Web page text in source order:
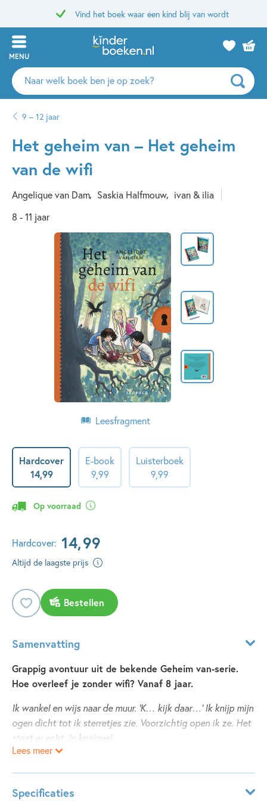
Vind het boek waar een kind blij van wordt
MENU
Zoeken
naar
auteurs
uitgevers
9 – 12 jaar
Het geheim van – Het geheim
van de wifi
Angelique van Dam Saskia Halfmouw
ivan & ilia
8 - 11 jaar
Leesfragment
Hardcover
14,99
E-book
9,99
Luisterboek
9,99
Op voorraad
Hardcover: 14,99
Altijd de laagste prijs
Bestellen
Samenvatting
Grappig avontuur uit de bekende Geheim van-serie.
Hoe overleef je zonder wifi? Vanaf 8 jaar.
Ik wankel en wijs naar de muur. ‘K… kijk daar…’ Ik knijp mijn
ogen dicht tot ik sterretjes zie. Voorzichtig open ik ze. Het
staat er echt. In knalgeel.
NO WIFI.
zonder die telefoon. Maar zij snappen het gewoon niet. Als
Lees meer
Specificaties